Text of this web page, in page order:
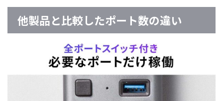
他製品と比較したポート数の違い